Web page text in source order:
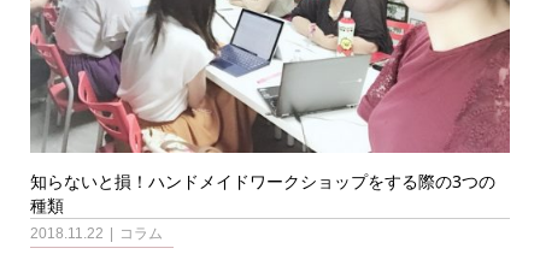
知らないと損！ハンドメイドワークショップをする際の3つの
種類
2018.11.22 コラム